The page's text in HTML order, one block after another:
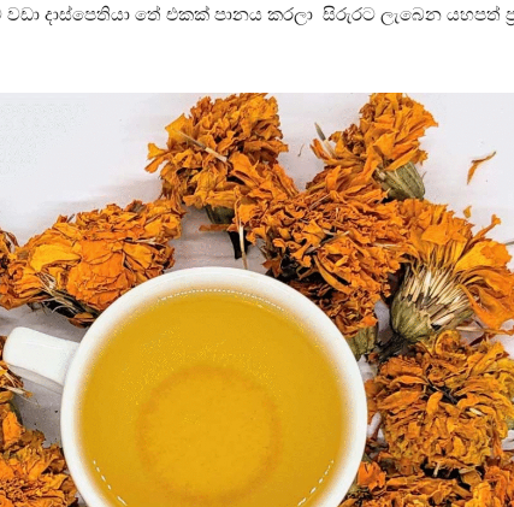
දාස්පෙතියා තේ එකක් පානය කරලා සිරුරට ලැබෙන යහපත්